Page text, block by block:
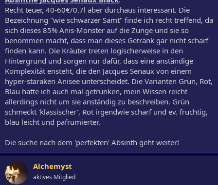
Recht teuer, 40-60€/0.7l aber durchaus interessant. Die
Bezeichnung "wie schwarzer Samt" finde ich recht treffend, da
sich dieses 85% Anis-Monster auf die Zunge und sie so
benommen macht, dass man dieses Getränk gar nicht scharf
finden kann. Die Kräuter treten logischerweise in den
Hintergrund und sorgen nur dafür, dass eine anständige
Komplexität ensteht, die den Jacques Senaux von einem
hyper-staraken Anisee unterscheidet. Die Varianten Grün, Rot,
Blau hatte ich auch mal getrunken, mein Wissen reicht
allerdings nicht um sie anständig zu beschreiben. Grün
schmeckt 'klassischer', Rot irgendwie scharf und ev. fruchtig,
blau leicht und pafrumierter.
Die suche nach dem 'perfekten' Absinth geht weiter!
Alchemyst
aktives Mitglied